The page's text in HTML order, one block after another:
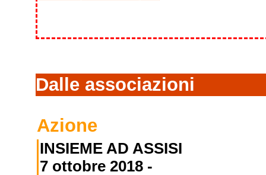
Dalle associazioni
Azione
INSIEME AD ASSISI
7 ottobre 2018 -